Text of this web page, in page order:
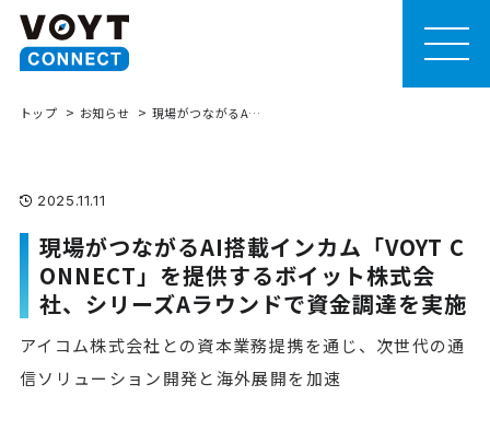
MEN
U
トップ お知らせ 現場がつながるAI搭載インカム「VOYT CONNECT」を提供するボイット株式会社、シリーズAラウンドで資金調達を実施
2025.11.11
現場がつながるAI搭載インカム「VOYT C
ONNECT」を提供するボイット株式会
社、シリーズAラウンドで資金調達を実施
アイコム株式会社との資本業務提携を通じ、次世代の通
信ソリューション開発と海外展開を加速